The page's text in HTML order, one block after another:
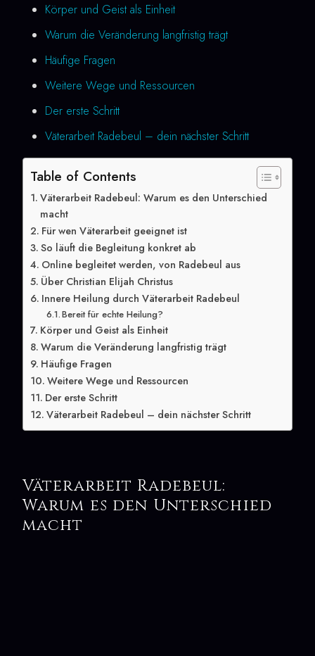
Körper und Geist als Einheit
Warum die Veränderung langfristig trägt
Häufige Fragen
Weitere Wege und Ressourcen
Der erste Schritt
Väterarbeit Radebeul – dein nächster Schritt
Table of Contents
Väterarbeit Radebeul: Warum es den Unterschied
macht
Für wen Väterarbeit geeignet ist
So läuft die Begleitung konkret ab
Online begleitet werden, von Radebeul aus
Über Christian Elijah Christus
Innere Heilung durch Väterarbeit Radebeul
Bereit für echte Heilung?
Körper und Geist als Einheit
Warum die Veränderung langfristig trägt
Häufige Fragen
Weitere Wege und Ressourcen
Der erste Schritt
Väterarbeit Radebeul – dein nächster Schritt
Väterarbeit Radebeul:
Warum es den Unterschied
macht